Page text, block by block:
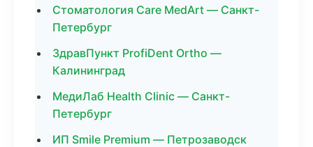
Стоматология Care MedArt — Санкт-
Петербург
ЗдравПункт ProfiDent Ortho —
Калининград
МедиЛаб Health Clinic — Санкт-
Петербург
ИП Smile Premium — Петрозаводск